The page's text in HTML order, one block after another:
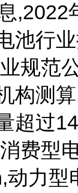
,2022
池行
规范
构测
超过
费型
动力型